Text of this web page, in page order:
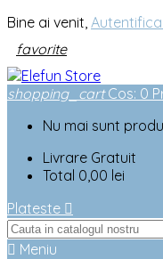
Bine ai venit,
favorite
shopping_cart Cos: 0
Nu mai sunt
Livrare Gratuit
Total 0,00 lei
Plateste 
 Meniu